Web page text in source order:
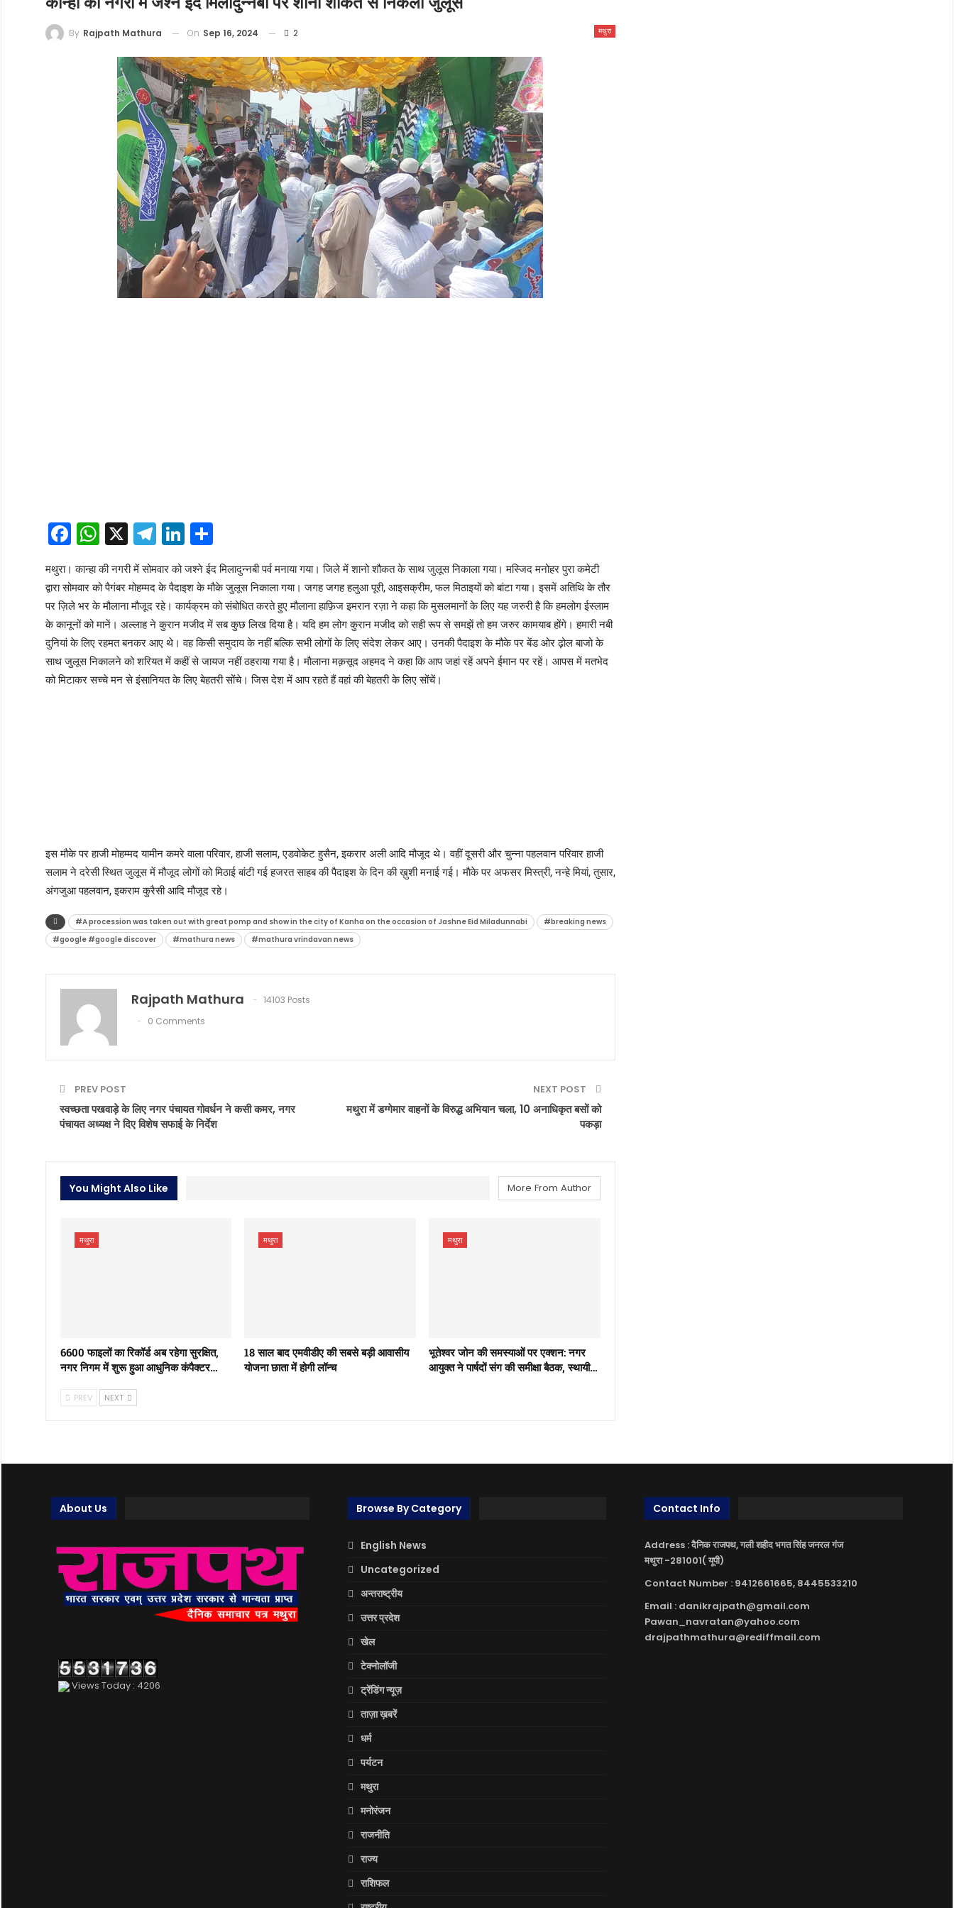
मथुरा
By Rajpath Mathura On Sep 16, 2024 2
Facebook
WhatsApp
X Telegram
LinkedIn
Share
मथुरा। कान्हा की नगरी में सोमवार को जश्ने ईद मिलादुन्नबी पर्व मनाया गया। जिले में शानो शौकत के साथ जुलूस निकाला गया। मस्जिद मनोहर पुरा कमेटी
द्वारा सोमवार को पैगंबर मोहम्मद के पैदाइश के मौके जुलूस निकाला गया। जगह जगह हलुआ पूरी, आइसक्रीम, फल मिठाइयों को बांटा गया। इसमें अतिथि के तौर
पर ज़िले भर के मौलाना मौजूद रहे। कार्यक्रम को संबोधित करते हुए मौलाना हाफ़िज इमरान रज़ा ने कहा कि मुसलमानों के लिए यह जरुरी है कि हमलोग ईस्लाम
के कानूनों को मानें। अल्लाह ने कुरान मजीद में सब कुछ लिख दिया है। यदि हम लोग कुरान मजीद को सही रूप से समझें तो हम जरुर कामयाब होंगे। हमारी नबी
दुनियां के लिए रहमत बनकर आए थे। वह किसी समुदाय के नहीं बल्कि सभी लोगों के लिए संदेश लेकर आए। उनकी पैदाइश के मौके पर बेंड ओर ढ़ोल बाजो के
साथ जुलूस निकालने को शरियत में कहीं से जायज नहीं ठहराया गया है। माैलाना मक़सूद अहमद ने कहा कि आप जहां रहें अपने ईमान पर रहें। आपस में मतभेद
को मिटाकर सच्चे मन से इंसानियत के लिए बेहतरी सोंचे। जिस देश में आप रहते हैं वहां की बेहतरी के लिए सोंचें।
इस मौके पर हाजी मोहम्मद यामीन कमरे वाला परिवार, हाजी सलाम, एडवोकेट हुसैन, इकरार अली आदि मौजूद थे। वहीं दूसरी और चुन्ना पहलवान परिवार हाजी
सलाम ने दरेसी स्थित जुलूस में मौजूद लोगों को मिठाई बांटी गई हजरत साहब की पैदाइश के दिन की ख़ुशी मनाई गई। माैके पर अफसर मिस्त्री, नन्हे मियां, तुसार,
अंगजुआ पहलवान, इकराम कुरैसी आदि मौजूद रहे।
#A procession was taken out with great pomp and show in the city of Kanha on the occasion of Jashne Eid Miladunnabi
#breaking news
#google #google discover
#mathura news #mathura vrindavan news
Rajpath Mathura
14103 Posts
0 Comments
PREV POST
स्वच्छता पखवाड़े के लिए नगर पंचायत गोवर्धन ने कसी कमर, नगर
पंचायत अध्यक्ष ने दिए विशेष सफाई के निर्देश
NEXT POST
मथुरा में डग्गेमार वाहनों के विरुद्ध अभियान चला, 10 अनाधिकृत बसों को
पकड़ा
You Might Also Like More From Author
मथुरा
6600 फाइलों का रिकॉर्ड अब रहेगा सुरक्षित,
नगर निगम में शुरू हुआ आधुनिक कंपैक्टर…
मथुरा
18 साल बाद एमवीडीए की सबसे बड़ी आवासीय
योजना छाता में होगी लॉन्च
मथुरा
भूतेश्वर जोन की समस्याओं पर एक्शन: नगर
आयुक्त ने पार्षदों संग की समीक्षा बैठक, स्थायी…
PREV NEXT
About Us
Views Today : 4206
Browse By Category
English News
Uncategorized
अन्तराष्ट्रीय
उत्तर प्रदेश
खेल
टेक्नोलॉजी
ट्रेंडिंग न्यूज़
ताज़ा ख़बरें
धर्म
पर्यटन
मथुरा
मनोरंजन
राजनीति
राज्य
राशिफल
Contact Info
Address : दैनिक राजपथ, गली शहीद भगत सिंह जनरल गंज
मथुरा -281001( यूपी)
Contact Number : 9412661665, 8445533210
Email : danikrajpath@gmail.com
Pawan_navratan@yahoo.com
drajpathmathura@rediffmail.com